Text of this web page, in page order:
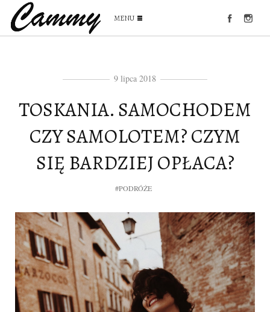
MENU
9 lipca 2018
TOSKANIA. SAMOCHODEM
CZY SAMOLOTEM? CZYM
SIĘ BARDZIEJ OPŁACA?
#PODRÓŻE